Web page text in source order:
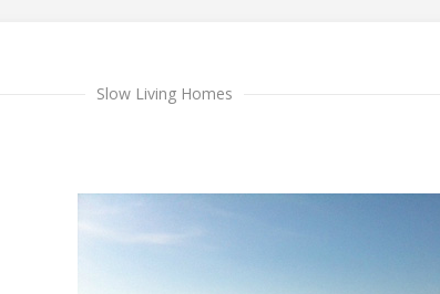
Slow Living Homes